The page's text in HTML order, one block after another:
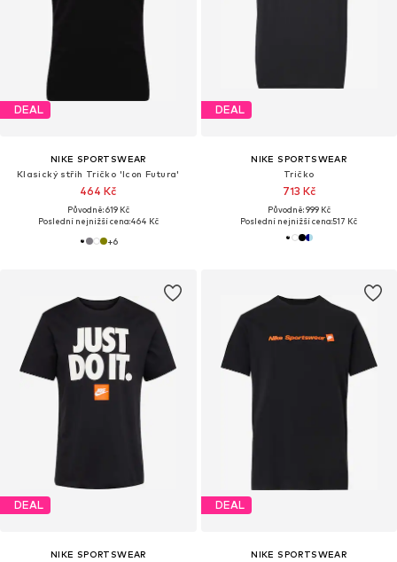
DEAL
NIKE SPORTSWEAR
Klasický střih Tričko 'Icon Futura'
464 Kč
Původně: 619 Kč
Poslední nejnižší cena:464 Kč
+6
DEAL
NIKE SPORTSWEAR
Tričko
713 Kč
Původně: 999 Kč
Poslední nejnižší cena:517 Kč
DEAL
NIKE SPORTSWEAR
DEAL
NIKE SPORTSWEAR